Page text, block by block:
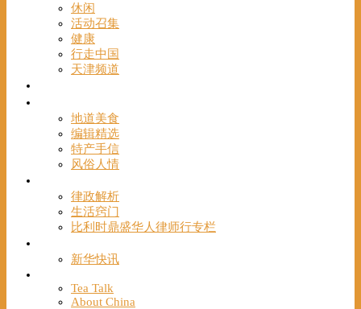
休闲
活动召集
健康
行走中国
天津频道
地道美食
编辑精选
特产手信
风俗人情
律政解析
生活窍门
比利时鼎盛华人律师行专栏
新华快讯
Tea Talk
About China